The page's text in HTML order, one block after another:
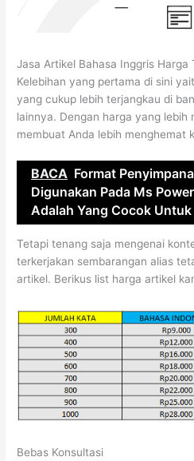
Jasa Artikel Bahasa Inggris Harga
Kelebihan yang pertama di sini
yang cukup lebih terjangkau di
lainnya. Dengan harga yang lebih
membuat Anda lebih menghemat
BACA Format
Digunakan Pada Ms
Adalah Yang Cocok
Tetapi tenang saja mengenai
terkerjakan sembarangan alias
artikel. Berikus list harga artikel
Bebas Konsultasi